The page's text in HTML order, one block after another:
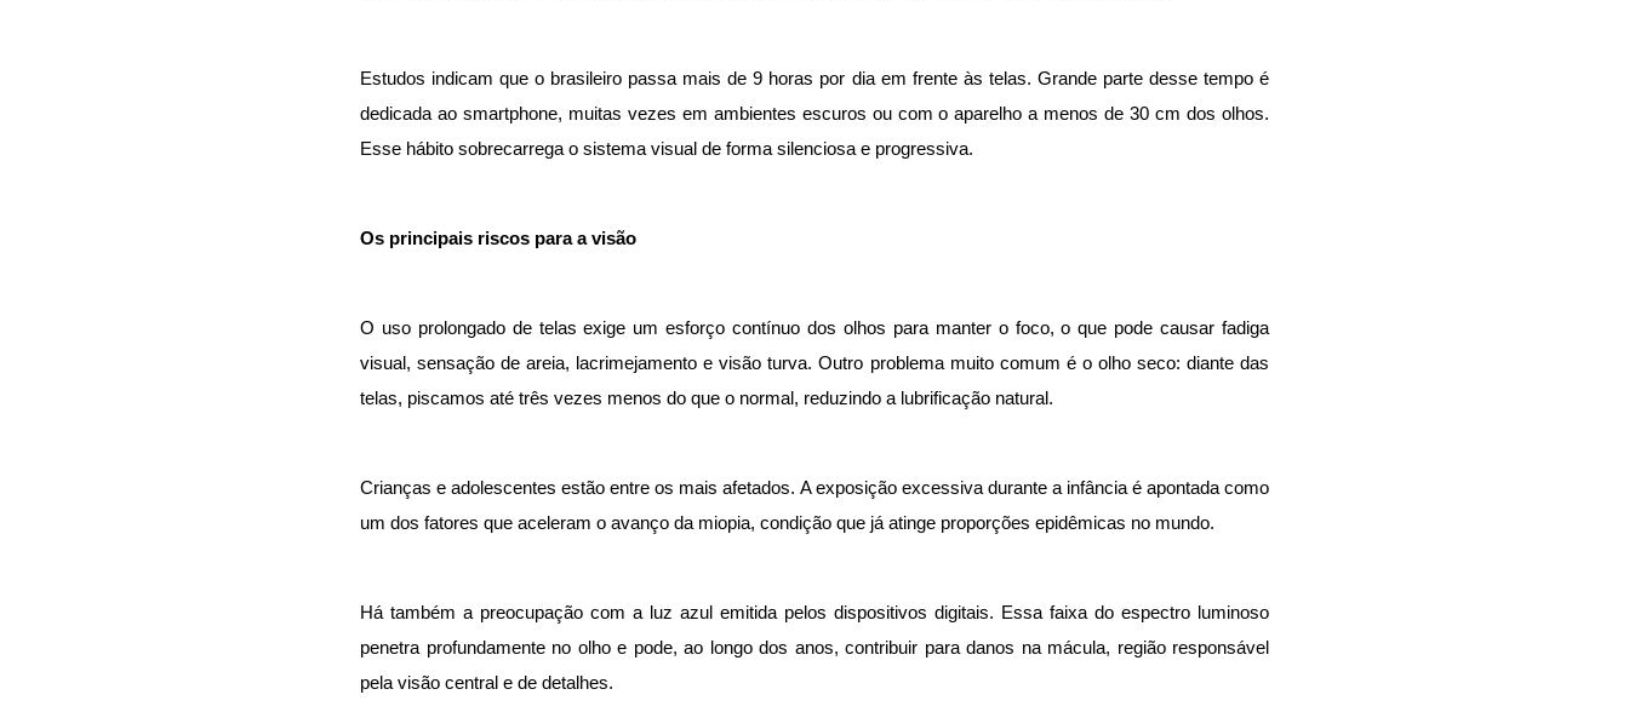
Estudos indicam que o brasileiro passa mais de 9 horas por dia em frente às telas. Grande parte desse tempo é
dedicada ao smartphone, muitas vezes em ambientes escuros ou com o aparelho a menos de 30 cm dos olhos.
Esse hábito sobrecarrega o sistema visual de forma silenciosa e progressiva.
Os principais riscos para a visão
O uso prolongado de telas exige um esforço contínuo dos olhos para manter o foco, o que pode causar fadiga
visual, sensação de areia, lacrimejamento e visão turva. Outro problema muito comum é o olho seco: diante das
telas, piscamos até três vezes menos do que o normal, reduzindo a lubrificação natural.
Crianças e adolescentes estão entre os mais afetados. A exposição excessiva durante a infância é apontada como
um dos fatores que aceleram o avanço da miopia, condição que já atinge proporções epidêmicas no mundo.
Há também a preocupação com a luz azul emitida pelos dispositivos digitais. Essa faixa do espectro luminoso
penetra profundamente no olho e pode, ao longo dos anos, contribuir para danos na mácula, região responsável
pela visão central e de detalhes.